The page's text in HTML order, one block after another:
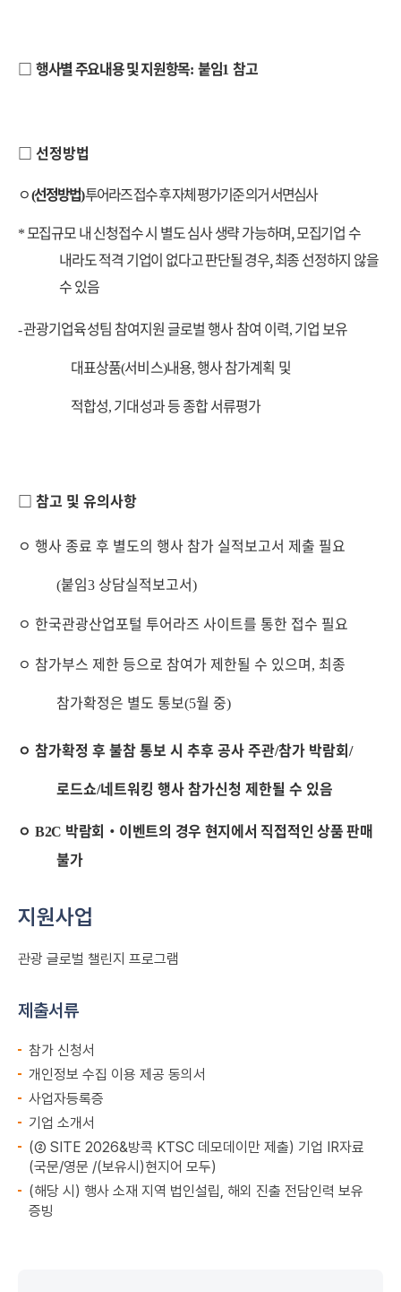
□ 행사별 주요내용 및 지원항목: 붙임1참고
□ 선정방법
ㅇ(선정방법)투어라즈 접수 후 자체 평가기준 의거 서면심사
*모집규모 내 신청접수 시 별도 심사 생략 가능하며, 모집기업 수
내라도 적격 기업이 없다고 판단될 경우, 최종 선정하지 않을
수 있음
-관광기업육성팀 참여지원 글로벌 행사 참여 이력, 기업 보유
대표상품(서비스)내용,행사 참가계획 및
적합성, 기대성과 등 종합 서류평가
□ 참고 및 유의사항
ㅇ 행사 종료 후 별도의 행사 참가 실적보고서 제출 필요
(붙임3 상담실적보고서)
ㅇ 한국관광산업포털 투어라즈 사이트를 통한 접수 필요
ㅇ 참가부스 제한 등으로 참여가 제한될 수 있으며, 최종
참가확정은 별도 통보(5월 중)
ㅇ 참가확정 후 불참 통보 시 추후 공사 주관/참가 박람회/
로드쇼/네트워킹 행사 참가신청 제한될 수 있음
ㅇ B2C 박람회 ‧ 이벤트의 경우 현지에서 직접적인 상품 판매
불가
지원사업
관광 글로벌 챌린지 프로그램
제출서류
참가 신청서
개인정보 수집 이용 제공 동의서
사업자등록증
기업 소개서
(② SITE 2026&방콕 KTSC 데모데이만 제출) 기업 IR자료
(국문/영문 /(보유시)현지어 모두)
(해당 시) 행사 소재 지역 법인설립, 해외 진출 전담인력 보유
증빙